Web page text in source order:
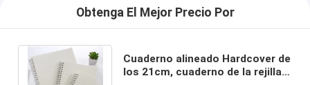
Obtenga El Mejor Precio Por
Cuaderno alineado Hardcover de
los 21cm, cuaderno de la rejilla